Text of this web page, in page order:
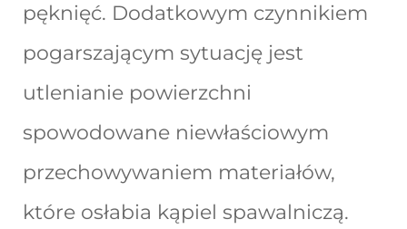
pęknięć. Dodatkowym czynnikiem
pogarszającym sytuację jest
utlenianie powierzchni
spowodowane niewłaściowym
przechowywaniem materiałów,
które osłabia kąpiel spawalniczą.